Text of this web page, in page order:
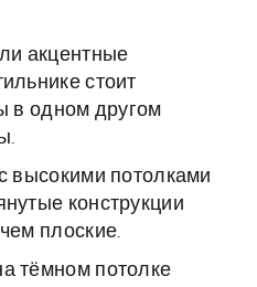
акцентные
стоит
в одном другом
высокими потолками
конструкции
плоские.
тёмном потолке